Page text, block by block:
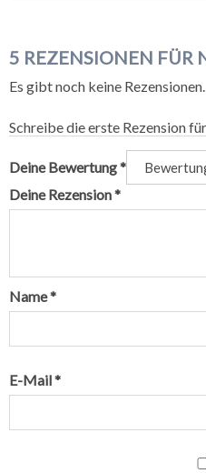
5 REZENSIONEN FÜR
Es gibt noch keine Rezensionen.
Schreibe die erste Rezension
Deine Bewertung*
Deine Rezension*
Name*
E-Mail*